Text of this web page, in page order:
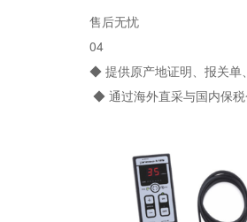
售后无忧
04
◆ 提供原产地证明、报关单
◆ 通过海外直采与国内保